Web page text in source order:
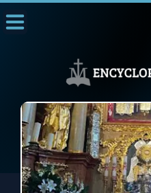
1000 Raisons de Croire
L'actualité de la semaine